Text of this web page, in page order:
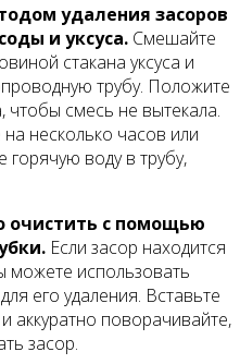
удаления засоров
и уксуса. Смешайте
стакана уксуса и
трубу. Положите
чтобы смесь не вытекала.
на несколько часов или
воду в трубу,
очистить с помощью
Если засор находится
можете использовать
его удаления. Вставьте
аккуратно поворачивайте,
засор.